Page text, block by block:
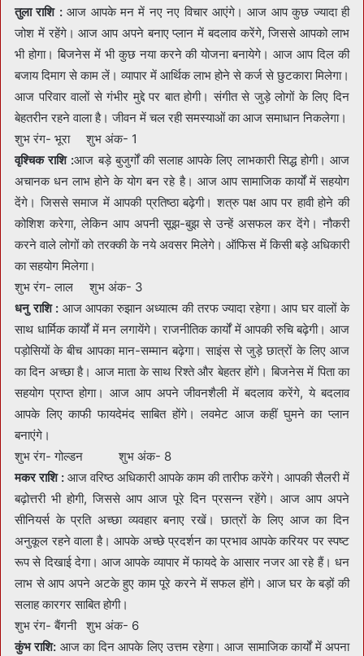
तुला राशि :आज आपके मन में नए नए विचार आएंगे। आज आप कुछ ज्यादा ही
जोश में रहेंगे। आज आप अपने बनाए प्लान में बदलाव करेंगे, जिससे आपको लाभ
भी होगा। बिजनेस में भी कुछ नया करने की योजना बनायेगे। आज आप दिल की
बजाय दिमाग से काम लें। व्यापार में आर्थिक लाभ होने से कर्ज से छुटकारा मिलेगा।
आज परिवार वालों से गंभीर मुद्दे पर बात होगी। संगीत से जुड़े लोगों के लिए दिन
बेहतरीन रहने वाला है। जीवन में चल रही समस्याओं का आज समाधान निकलेगा।
शुभ रंग- भूरा शुभ अंक- 1
वृश्चिक राशि :आज बड़े बुजुर्गों की सलाह आपके लिए लाभकारी सिद्ध होगी। आज
अचानक धन लाभ होने के योग बन रहे है। आज आप सामाजिक कार्यों में सहयोग
देंगे। जिससे समाज में आपकी प्रतिष्ठा बढ़ेगी। शत्रु पक्ष आप पर हावी होने की
कोशिश करेगा, लेकिन आप अपनी सूझ-बुझ से उन्हें असफल कर देंगे। नौकरी
करने वाले लोगों को तरक्की के नये अवसर मिलेगे। ऑफिस में किसी बड़े अधिकारी
का सहयोग मिलेगा।
शुभ रंग- लाल शुभ अंक- 3
धनु राशि : आज आपका रुझान अध्यात्म की तरफ ज्यादा रहेगा। आप घर वालों के
साथ धार्मिक कार्यों में मन लगायेंगे। राजनीतिक कार्यों में आपकी रुचि बढ़ेगी। आज
पड़ोसियों के बीच आपका मान-सम्मान बढ़ेगा। साइंस से जुड़े छात्रों के लिए आज
का दिन अच्छा है। आज माता के साथ रिश्ते और बेहतर होंगे। बिजनेस में पिता का
सहयोग प्राप्त होगा। आज आप अपने जीवनशैली में बदलाव करेंगे, ये बदलाव
आपके लिए काफी फायदेमंद साबित होंगे। लवमेट आज कहीं घुमने का प्लान
बनाएंगे।
शुभ रंग- गोल्डन शुभ अंक- 8
मकर राशि : आज वरिष्ठ अधिकारी आपके काम की तारीफ करेंगे। आपकी सैलरी में
बढ़ोत्तरी भी होगी, जिससे आप आज पूरे दिन प्रसन्न रहेंगे। आज आप अपने
सीनियर्स के प्रति अच्छा व्यवहार बनाए रखें। छात्रों के लिए आज का दिन
अनुकूल रहने वाला है। आपके अच्छे प्रदर्शन का प्रभाव आपके करियर पर स्पष्ट
रूप से दिखाई देगा। आज आपके व्यापार में फायदे के आसार नजर आ रहे हैं। धन
लाभ से आप अपने अटके हुए काम पूरे करने में सफल होंगे। आज घर के बड़ों की
सलाह कारगर साबित होगी।
शुभ रंग- बैंगनी शुभ अंक- 6
कुंभ राशि: आज का दिन आपके लिए उत्तम रहेगा। आज सामाजिक कार्यों में अपना